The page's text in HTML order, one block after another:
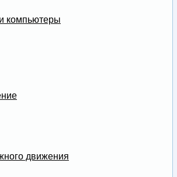
компьютеры
движения